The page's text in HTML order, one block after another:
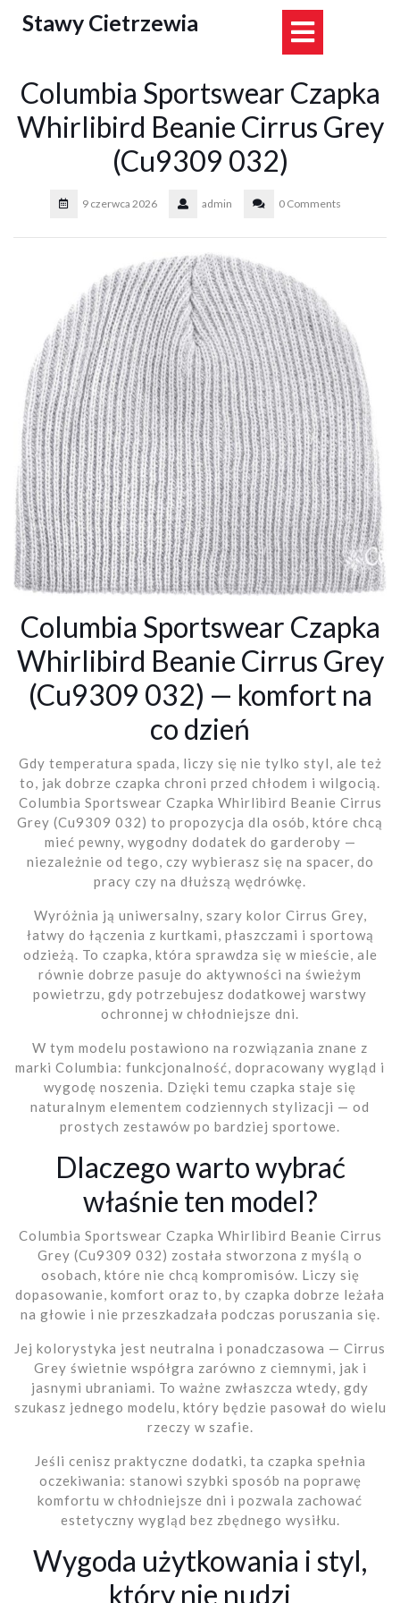
Stawy Cietrzewia
Columbia Sportswear Czapka
Whirlibird Beanie Cirrus Grey
(Cu9309 032)
9 czerwca 2026 admin 0 Comments
Columbia Sportswear Czapka
Whirlibird Beanie Cirrus Grey
(Cu9309 032) — komfort na
co dzień
Gdy temperatura spada, liczy się nie tylko styl, ale też
to, jak dobrze czapka chroni przed chłodem i wilgocią.
Columbia Sportswear Czapka Whirlibird Beanie Cirrus
Grey (Cu9309 032) to propozycja dla osób, które chcą
mieć pewny, wygodny dodatek do garderoby —
niezależnie od tego, czy wybierasz się na spacer, do
pracy czy na dłuższą wędrówkę.
Wyróżnia ją uniwersalny, szary kolor Cirrus Grey,
łatwy do łączenia z kurtkami, płaszczami i sportową
odzieżą. To czapka, która sprawdza się w mieście, ale
równie dobrze pasuje do aktywności na świeżym
powietrzu, gdy potrzebujesz dodatkowej warstwy
ochronnej w chłodniejsze dni.
W tym modelu postawiono na rozwiązania znane z
marki Columbia: funkcjonalność, dopracowany wygląd i
wygodę noszenia. Dzięki temu czapka staje się
naturalnym elementem codziennych stylizacji — od
prostych zestawów po bardziej sportowe.
Dlaczego warto wybrać
właśnie ten model?
Columbia Sportswear Czapka Whirlibird Beanie Cirrus
Grey (Cu9309 032) została stworzona z myślą o
osobach, które nie chcą kompromisów. Liczy się
dopasowanie, komfort oraz to, by czapka dobrze leżała
na głowie i nie przeszkadzała podczas poruszania się.
Jej kolorystyka jest neutralna i ponadczasowa — Cirrus
Grey świetnie współgra zarówno z ciemnymi, jak i
jasnymi ubraniami. To ważne zwłaszcza wtedy, gdy
szukasz jednego modelu, który będzie pasował do wielu
rzeczy w szafie.
Jeśli cenisz praktyczne dodatki, ta czapka spełnia
oczekiwania: stanowi szybki sposób na poprawę
komfortu w chłodniejsze dni i pozwala zachować
estetyczny wygląd bez zbędnego wysiłku.
Wygoda użytkowania i styl,
który nie nudzi